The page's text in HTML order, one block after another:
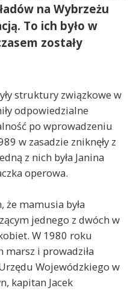
na Wybrzeżu
To ich było w
zostały
struktury związkowe w
odpowiedzialne
po wprowadzeniu
w zasadzie zniknęły z
z nich była Janina
operowa.
że mamusia była
jednego z dwóch w
W 1980 roku
marsz i prowadziła
Wojewódzkiego w
kapitan Jacek